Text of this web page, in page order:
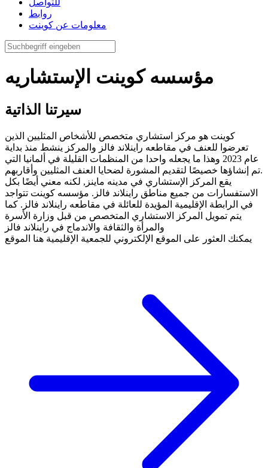
للتواصل
روابط
معلومات عن كوينت
مؤسسه كوينت الإستشاريه
سيرتنا الذاتية
كوينت هو مركز استشاري متخصص للأشخاص المثليين الذين
تعرضوا للعنف في مقاطعه راينلاند فالز والمركز ينشط منذ بداية
عام 2023 وهذا ما يجعله واحدا من المنظمات القليلة في ألمانيا التي
تم إنشاؤها خصيصًا لتقديم المشورة لضحايا العنف المثليين وأقاربهم.
يقع المركز الإستشاري في مدينه ماينز, لكنه معني أيضًا بكل
الاستفسارات من جميع مناطق راينلاند فالز. مؤسسه كوينت تتواجد
في الرابطة الإقليمية المؤيدة للعائلة في مقاطعه راينلاند فالز. كما
يتم تمويل المركز الاستشاري المتخصص من قبل وزارة الأسرة
والمرأة والثقافة والاندماج في راينلاند فالز
يمكنك العثور على الموقع الإلكتروني للجمعية الإقليمية هنا الموقع